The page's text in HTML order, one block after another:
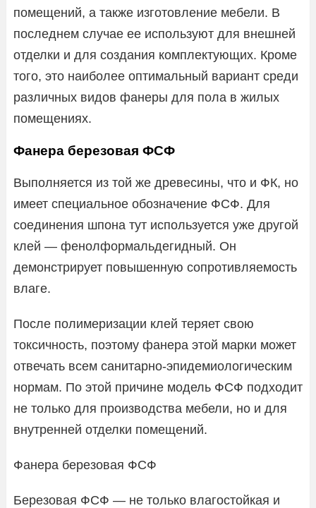
помещений, а также изготовление мебели. В
последнем случае ее используют для внешней
отделки и для создания комплектующих. Кроме
того, это наиболее оптимальный вариант среди
различных видов фанеры для пола в жилых
помещениях.
Фанера березовая ФСФ
Выполняется из той же древесины, что и ФК, но
имеет специальное обозначение ФСФ. Для
соединения шпона тут используется уже другой
клей — фенолформальдегидный. Он
демонстрирует повышенную сопротивляемость
влаге.
После полимеризации клей теряет свою
токсичность, поэтому фанера этой марки может
отвечать всем санитарно-эпидемиологическим
нормам. По этой причине модель ФСФ подходит
не только для производства мебели, но и для
внутренней отделки помещений.
Фанера березовая ФСФ
Березовая ФСФ — не только влагостойкая и